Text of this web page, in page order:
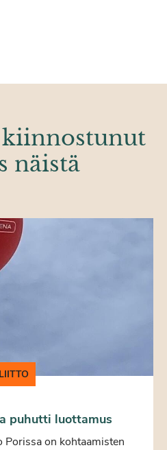
kiinnostunut
näistä
LIITTO
puhutti luottamus
on kohtaamisten